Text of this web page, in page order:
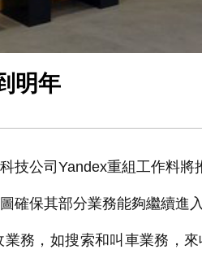
明年
公司Yandex重組工作料將
保其部分業務能夠繼續進入
務，如搜索和叫車業務，